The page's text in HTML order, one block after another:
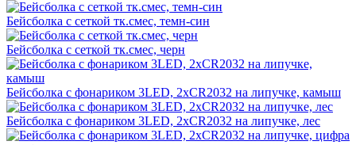
Бейсболка с сеткой тк.смес, темн-син
Бейсболка с сеткой тк.смес, черн
Бейсболка с фонариком 3LED, 2хCR2032 на липучке, камыш
Бейсболка с фонариком 3LED, 2хCR2032 на липучке, лес